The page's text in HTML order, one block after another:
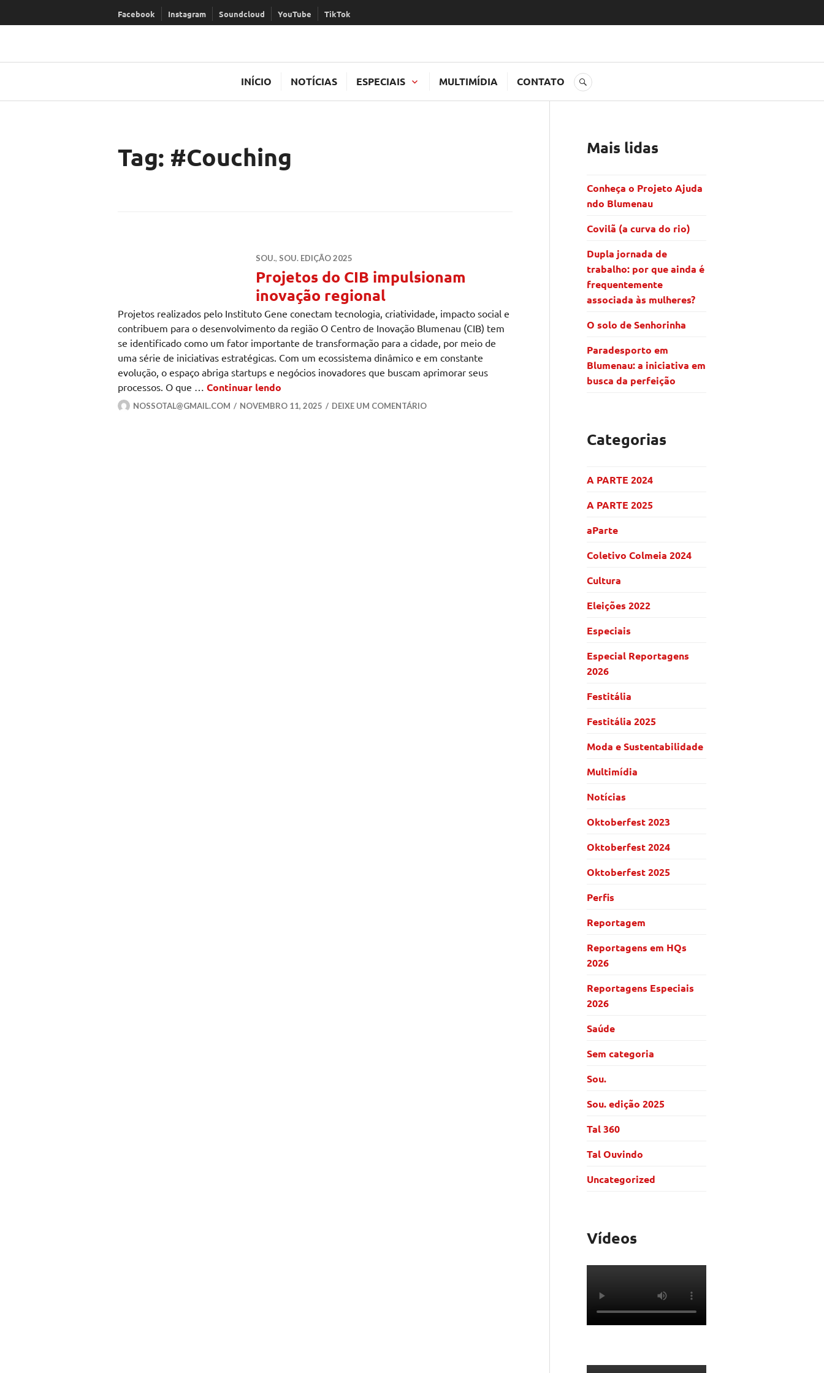
para
Facebook Instagram Soundcloud YouTube TikTok
INÍCIO NOTÍCIAS ESPECIAIS MULTIMÍDIA CONTATO BUSCA
Tag: #Couching
SOU., SOU. EDIÇÃO 2025
Projetos do CIB impulsionam
inovação regional
Projetos realizados pelo Instituto Gene conectam tecnologia, criatividade, impacto social e
contribuem para o desenvolvimento da região O Centro de Inovação Blumenau (CIB) tem
se identificado como um fator importante de transformação para a cidade, por meio de
uma série de iniciativas estratégicas. Com um ecossistema dinâmico e em constante
evolução, o espaço abriga startups e negócios inovadores que buscam aprimorar seus
processos. O que … Continuar lendo
NOSSOTAL@GMAIL.COM NOVEMBRO 11, 2025 DEIXE UM COMENTÁRIO
Mais lidas
Conheça o Projeto Ajuda
ndo Blumenau
Covilã (a curva do rio)
Dupla jornada de
trabalho: por que ainda é
frequentemente
associada às mulheres?
O solo de Senhorinha
Paradesporto em
Blumenau: a iniciativa em
busca da perfeição
Categorias
A PARTE 2024
A PARTE 2025
aParte
Coletivo Colmeia 2024
Cultura
Eleições 2022
Especiais
Especial Reportagens
2026
Festitália
Festitália 2025
Moda e Sustentabilidade
Multimídia
Notícias
Oktoberfest 2023
Oktoberfest 2024
Oktoberfest 2025
Perfis
Reportagem
Reportagens em HQs
2026
Reportagens Especiais
2026
Saúde
Sem categoria
Sou.
Sou. edição 2025
Tal 360
Tal Ouvindo
Uncategorized
Vídeos